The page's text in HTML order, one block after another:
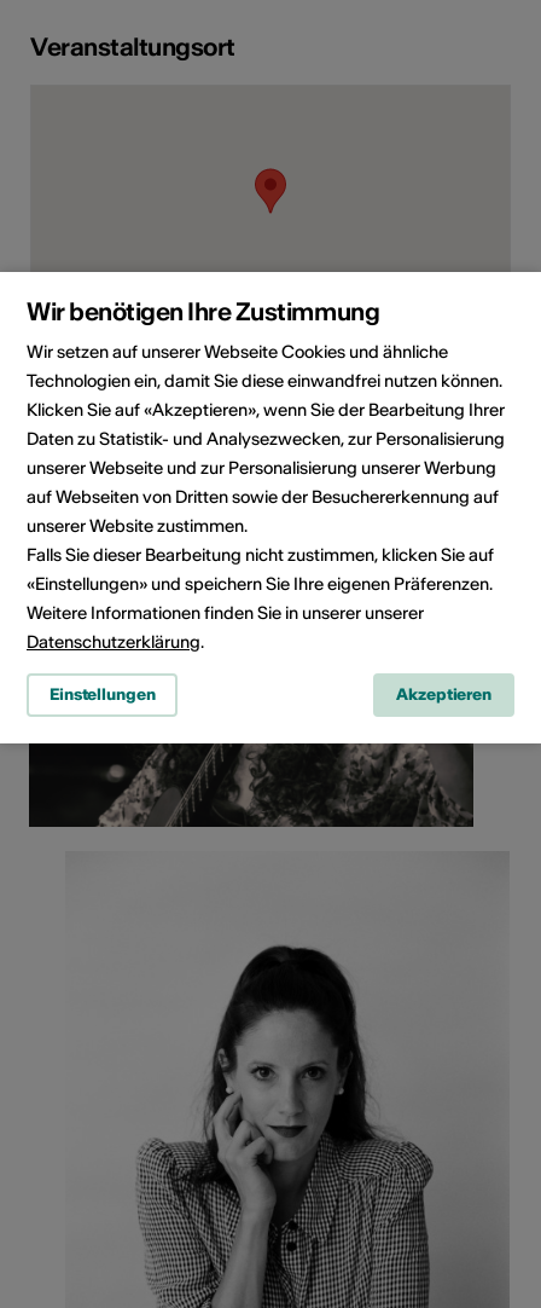
Veranstaltungsort
Route planen
ÖV Fahrplan
Wir benötigen Ihre Zustimmung
Wir setzen auf unserer Webseite Cookies und ähnliche
Technologien ein, damit Sie diese einwandfrei nutzen können.
Klicken Sie auf «Akzeptieren», wenn Sie der Bearbeitung Ihrer
Daten zu Statistik- und Analysezwecken, zur Personalisierung
unserer Webseite und zur Personalisierung unserer Werbung
auf Webseiten von Dritten sowie der Besuchererkennung auf
unserer Website zustimmen.
Falls Sie dieser Bearbeitung nicht zustimmen, klicken Sie auf
«Einstellungen» und speichern Sie Ihre eigenen Präferenzen.
Weitere Informationen finden Sie in unserer unserer
Datenschutzerklärung.
Einstellungen Akzeptieren